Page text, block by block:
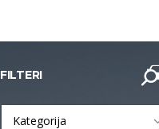
FILTERI
Kategorija